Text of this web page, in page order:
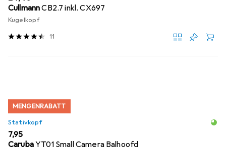
CullmannCB2.7 inkl. CX697
Kugelkopf
11
MENGENRABATT
Stativkopf
EUR
7,95
CarubaYT01 Small Camera Balhoofd